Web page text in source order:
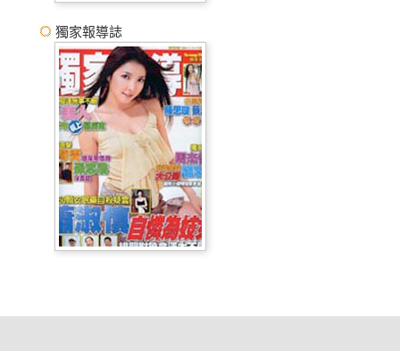
獨家報導誌